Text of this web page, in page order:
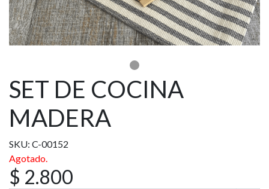
SET DE COCINA
MADERA
SKU: C-00152
Agotado.
$ 2.800